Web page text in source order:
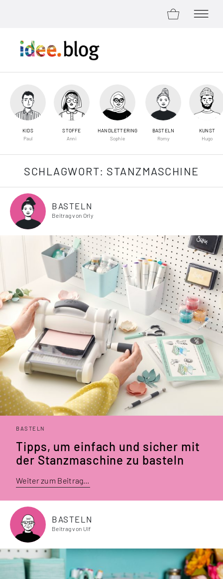
ZUM SHOPMENÜ
KIDS
Paul
STOFFE
Anni
HANDLETTERING
Sophie
BASTELN
Romy
KUNST
Hugo
SCHLAGWORT: STANZMASCHINE
BASTELN
Beitrag von Orly
BASTELN
Tipps, um einfach und sicher mit
der Stanzmaschine zu basteln
Weiter zum Beitrag…
BASTELN
Beitrag von Ulf